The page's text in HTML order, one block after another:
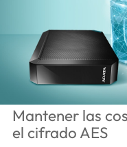
Mantener las
el cifrado AES